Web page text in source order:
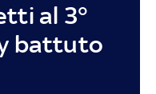
al 3°
battuto